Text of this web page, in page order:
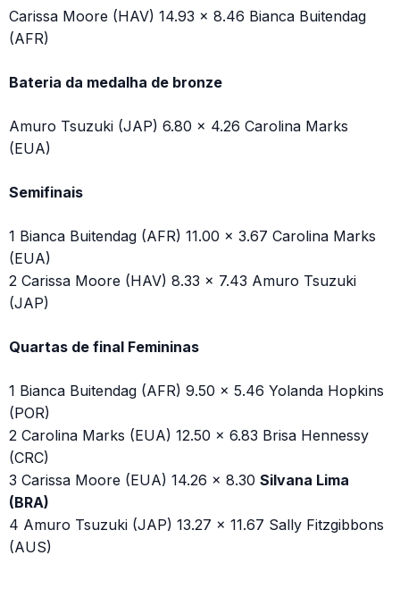
Carissa Moore (HAV) 14.93 x 8.46 Bianca Buitendag
(AFR)
Bateria da medalha de bronze
Amuro Tsuzuki (JAP) 6.80 x 4.26 Carolina Marks
(EUA)
Semifinais
1 Bianca Buitendag (AFR) 11.00 x 3.67 Carolina Marks
(EUA)
2 Carissa Moore (HAV) 8.33 x 7.43 Amuro Tsuzuki
(JAP)
Quartas de final Femininas
1 Bianca Buitendag (AFR) 9.50 x 5.46 Yolanda Hopkins
(POR)
2 Carolina Marks (EUA) 12.50 x 6.83 Brisa Hennessy
(CRC)
3 Carissa Moore (EUA) 14.26 x 8.30 Silvana Lima
(BRA)
4 Amuro Tsuzuki (JAP) 13.27 x 11.67 Sally Fitzgibbons
(AUS)